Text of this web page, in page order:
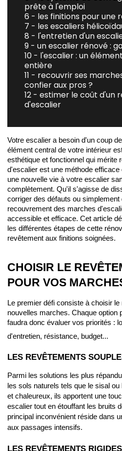
prête à l'emploi
6 - les finitions pour
7 - les escaliers
8 - l'entretien d'un
9 - un escalier rénové :
10 - l'escalier : un élément de décor à part
entière
11 - recouvrir ses marches : un projet à
confier aux pros ?
12 - estimer le coût d'un recouvrement
d'escalier
Votre escalier a besoin d'un coup
élément central de votre intérieur
esthétique et fonctionnel qui mérite
d'escalier est une méthode efficace
une nouvelle vie à votre escalier
complètement. Qu'il s'agisse de
corriger des défauts ou simplement
recouvrement des marches
accessible et efficace. Cet article
les différentes étapes de cette
revêtement aux finitions soignées.
CHOISIR LE
POUR VOS
Le premier défi consiste à choisir
nouvelles marches. Chaque option
faudra donc évaluer vos priorités :
d'entretien, résistance, budget...
LES REVÊTEMENTS
Parmi les solutions les plus
les sols naturels tels que le sisal
et chaleureux, ils apportent une
escalier tout en étouffant les bruits
principal inconvénient réside dans
aux passages intensifs.
LES REVÊTEMENTS RIGIDES